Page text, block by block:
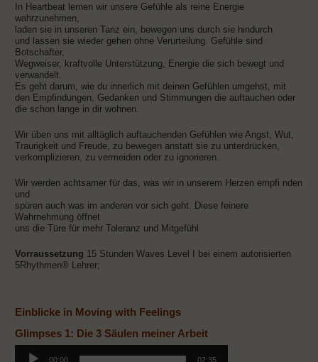
In Heartbeat lernen wir unsere Gefühle als reine Energie
wahrzunehmen,
laden sie in unseren Tanz ein, bewegen uns durch sie hindurch
und lassen sie wieder gehen ohne Verurteilung. Gefühle sind
Botschafter,
Wegweiser, kraftvolle Unterstützung, Energie die sich bewegt und
verwandelt.
Es geht darum, wie du innerlich mit deinen Gefühlen umgehst, mit
den Empfindungen, Gedanken und Stimmungen die auftauchen oder
die schon lange in dir wohnen.
Wir üben uns mit alltäglich auftauchenden Gefühlen wie Angst, Wut,
Traurigkeit und Freude, zu bewegen anstatt sie zu unterdrücken,
verkomplizieren, zu vermeiden oder zu ignorieren.
Wir werden achtsamer für das, was wir in unserem Herzen empfi nden
und
spüren auch was im anderen vor sich geht. Diese feinere
Wahrnehmung öffnet
uns die Türe für mehr Toleranz und Mitgefühl
Vorraussetzung 15 Stunden Waves Level I bei einem autorisierten
5Rhythmen® Lehrer;
Einblicke in Moving with Feelings
Glimpses 1: Die 3 Säulen meiner Arbeit
00:00 02:35